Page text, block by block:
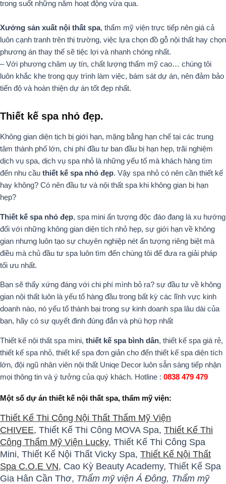
trong suốt những năm hoạt động vừa qua.
Xưởng sản xuất nội thất spa, thẩm mỹ viện trực tiếp nên giá cả
luôn cạnh tranh trên thị trường, việc lựa chọn đồ gỗ nội thất hay chọn
phương án thay thế sẽ tiệc lợi và nhanh chóng nhất.
– Với phương châm uy tín, chất lượng thẩm mỹ cao… chúng tôi
luôn khắc khe trong quy trình làm việc, bám sát dự án, nên đảm bảo
tiến độ và hoàn thiện dự án tốt đẹp nhất.
Thiết kế spa nhỏ đẹp.
Không gian diện tịch bị giới hạn, mặng bằng hạn chế tại các trung
tâm thành phố lớn, chi phí đầu tư ban đầu bị hạn hẹp, trãi nghiệm
dịch vụ spa, dịch vụ spa nhỏ là những yếu tố mà khách hàng tìm
đến nhu cầu thiết kế spa nhỏ đẹp. Vậy spa nhỏ có nên cần thiết kế
hay không? Có nên đầu tư và nội thất spa khi không gian bị hạn
hẹp?
Thiết kế spa nhỏ đẹp, spa mini ấn tượng độc đáo đang là xu hướng
đối với những không gian diện tích nhỏ hẹp, sự giới hạn về không
gian nhưng luôn tạo sự chuyên nghiệp nét ấn tượng riêng biệt mà
điều mà chủ đầu tư spa luôn tìm đến chúng tôi để đưa ra giải pháp
tối ưu nhất.
Bạn sẽ thấy xứng đáng với chi phí mình bỏ ra? sự đầu tư về không
gian nội thất luôn là yếu tố hàng đầu trong bất kỳ các lĩnh vực kinh
doanh nào, nó yếu tố thành bại trong sự kinh doanh spa lâu dài của
bạn, hãy có sự quyết đinh đúng đắn và phù hợp nhất
Thiết kế nội thất spa mini, thiết kế spa bình dân, thiết kế spa giá rẻ,
thiết kế spa nhỏ, thiết kế spa đơn giản cho đến thiết kế spa diện tích
lớn, đội ngũ nhân viên nội thất Uniqe Decor luôn sẵn sàng tiếp nhận
mọi thông tin và ý tưởng của quý khách. Hotline : 0838 479 479
Một số dự án thiết kế nội thất spa, thẩm mỹ viện:
Thiết Kế Thi Công Nội Thất Thẩm Mỹ Viện
CHIVEE, Thiết Kế Thi Công MOVA Spa, Thiết Kế Thi
Công Thẩm Mỹ Viện Lucky, Thiết Kế Thi Công Spa
Mini, Thiết Kế Nội Thất Vicky Spa, Thiết Kế Nội Thất
Spa C.O.E VN, Cao Kỳ Beauty Academy, Thiết Kế Spa
Gia Hân Cần Thơ, Thẩm mỹ viện Á Đông, Thẩm mỹ